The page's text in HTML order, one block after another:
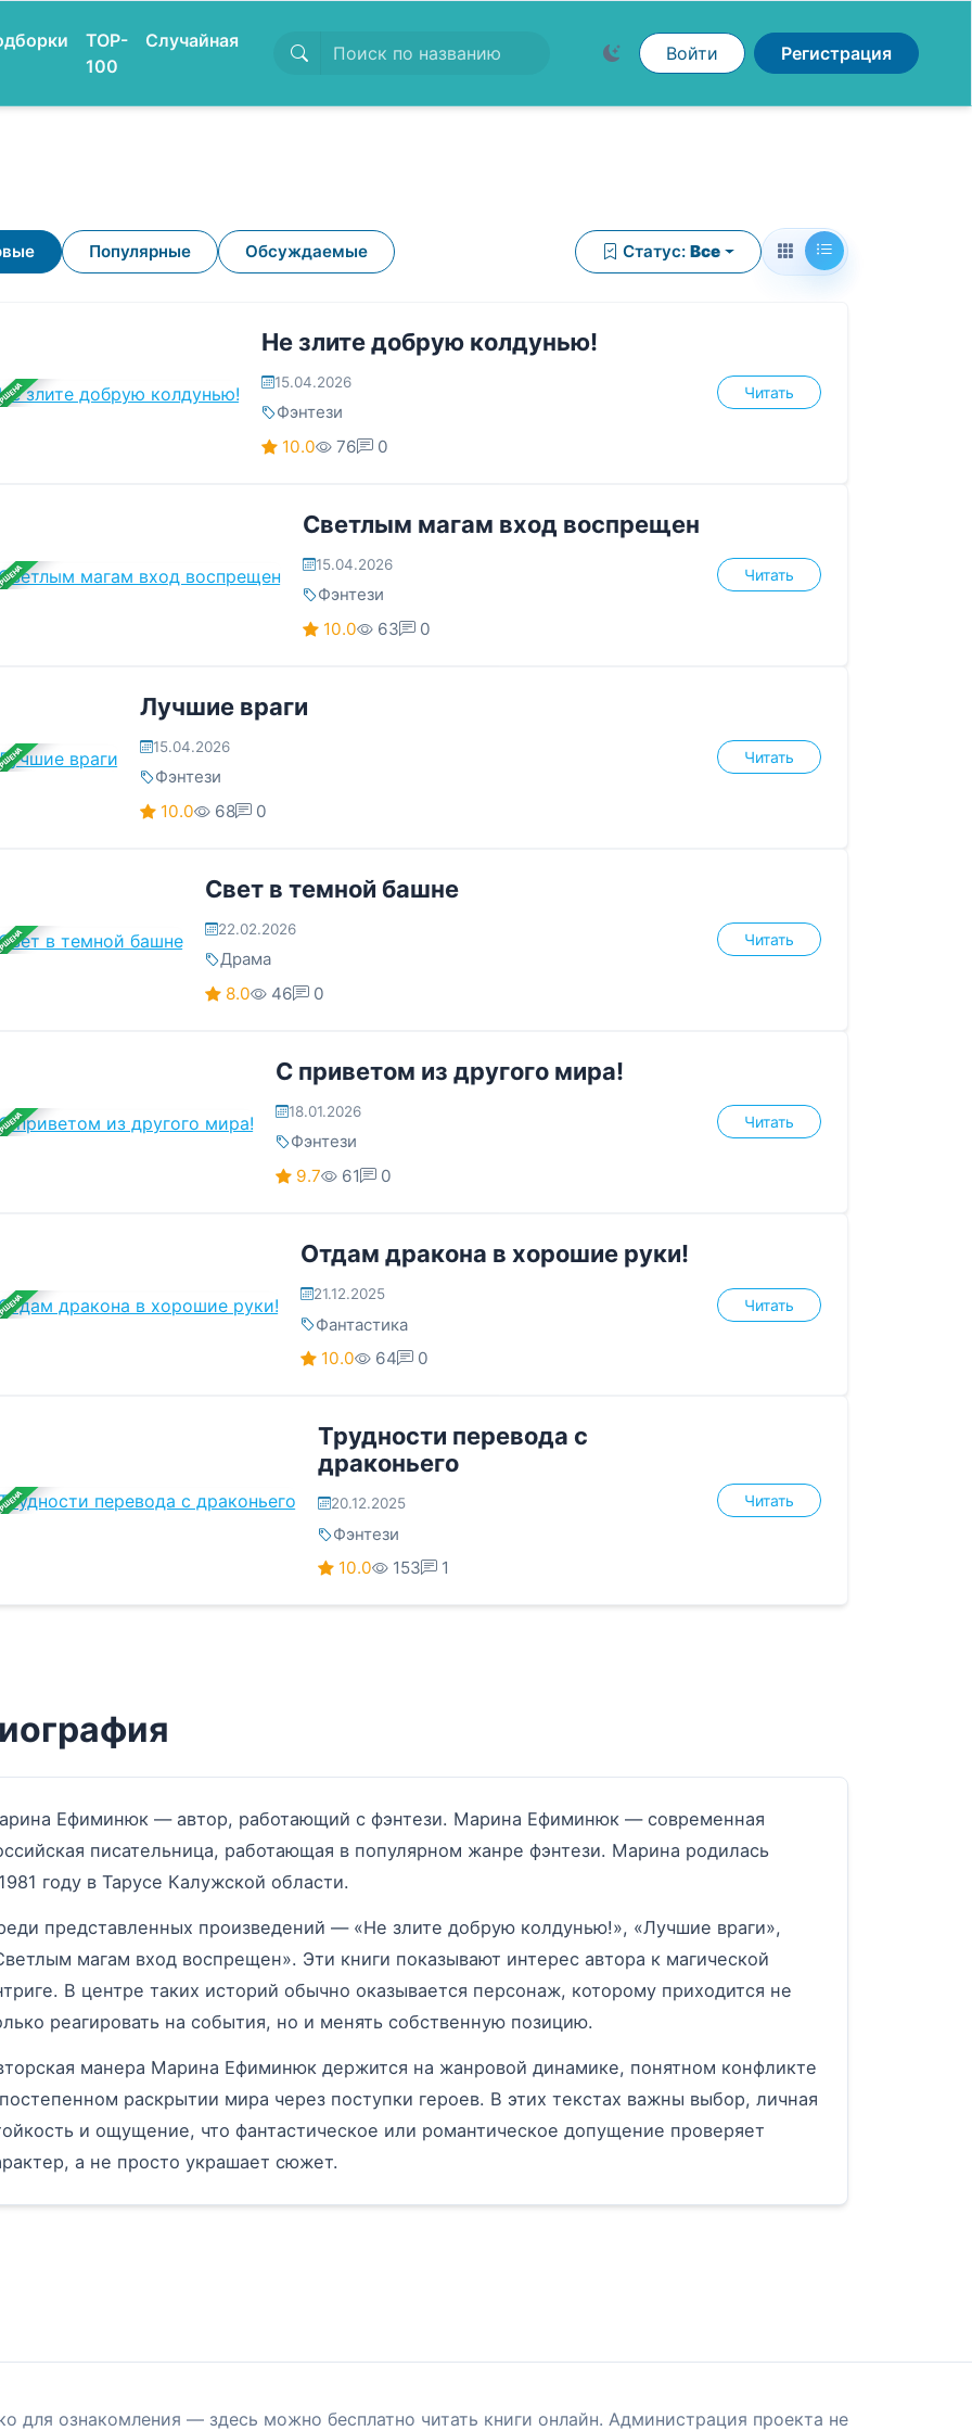
TOP-
100
Случайная
Войти Регистрация
Популярные Обсуждаемые Статус: Все
Не злите добрую колдунью!
15.04.2026
Фэнтези
10.0
76 0
Читать
Светлым магам вход воспрещен
15.04.2026
Фэнтези
10.0
63 0
Читать
Лучшие враги
15.04.2026
Фэнтези
10.0
68 0
Читать
Свет в темной башне
22.02.2026
Драма
8.0
46 0
Читать
С приветом из другого мира!
18.01.2026
Фэнтези
9.7
61 0
Читать
Отдам дракона в хорошие руки!
21.12.2025
Фантастика
10.0
64 0
Читать
Трудности перевода с
драконьего
20.12.2025
Фэнтези
10.0
153 1
Читать
Ефиминюк — автор, работающий с фэнтези. Марина Ефиминюк — современная
писательница, работающая в популярном жанре фэнтези. Марина родилась
году в Тарусе Калужской области.
представленных произведений — «Не злите добрую колдунью!», «Лучшие враги»,
магам вход воспрещен». Эти книги показывают интерес автора к магической
В центре таких историй обычно оказывается персонаж, которому приходится не
реагировать на события, но и менять собственную позицию.
манера Марина Ефиминюк держится на жанровой динамике, понятном конфликте
раскрытии мира через поступки героев. В этих текстах важны выбор, личная
и ощущение, что фантастическое или романтическое допущение проверяет
а не просто украшает сюжет.
для ознакомления — здесь можно бесплатно читать книги онлайн. Администрация проекта не